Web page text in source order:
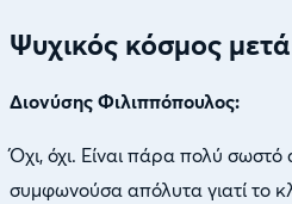
Ψυχικός κόσμος
Διονύσης Φιλιππόπουλος:
Όχι, όχι. Είναι πάρα πολύ
συμφωνούσα απόλυτα γιατί το